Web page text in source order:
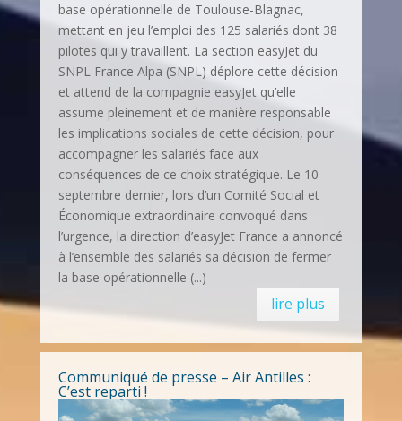
base opérationnelle de Toulouse-Blagnac,
mettant en jeu l’emploi des 125 salariés dont 38
pilotes qui y travaillent. La section easyJet du
SNPL France Alpa (SNPL) déplore cette décision
et attend de la compagnie easyJet qu’elle
assume pleinement et de manière responsable
les implications sociales de cette décision, pour
accompagner les salariés face aux
conséquences de ce choix stratégique. Le 10
septembre dernier, lors d’un Comité Social et
Économique extraordinaire convoqué dans
l’urgence, la direction d’easyJet France a annoncé
à l’ensemble des salariés sa décision de fermer
la base opérationnelle (...)
lire plus
Communiqué de presse – Air Antilles :
C’est reparti !